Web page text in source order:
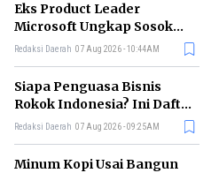
Eks Product Leader
Microsoft Ungkap Sosok
yang Paling Cocok
Redaksi Daerah 07 Aug 2026 - 10:44AM
Siapa Penguasa Bisnis
Rokok Indonesia? Ini Daftar
Perusahaan Terbesarnya
Redaksi Daerah 07 Aug 2026 - 09:25AM
Minum Kopi Usai Bangun